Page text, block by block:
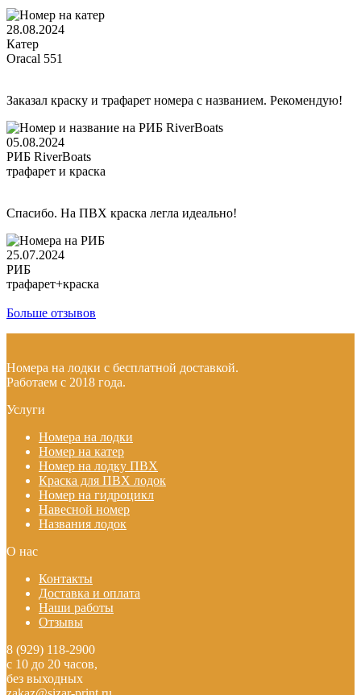
28.08.2024
Катер
Oracal 551
Заказал краску и трафарет номера с названием. Рекомендую!
05.08.2024
РИБ RiverBoats
трафарет и краска
Спасибо. На ПВХ краска легла идеально!
25.07.2024
РИБ
трафарет+краска
Больше отзывов
Номера на лодки с бесплатной доставкой.
Работаем с 2018 года.
Услуги
Номера на лодки
Номер на катер
Номер на лодку ПВХ
Краска для ПВХ лодок
Номер на гидроцикл
Навесной номер
Названия лодок
О нас
Контакты
Доставка и оплата
Наши работы
Отзывы
8 (929) 118-2900
с 10 до 20 часов,
без выходных